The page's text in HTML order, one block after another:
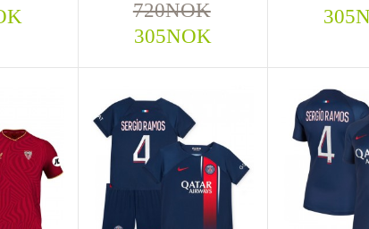
Jordi Alba
2024-25 -
Paris Saint-Germain
Goncalo Ramos 9 Fjerde
23-24 Jordan - Herre
Fotballdrakt
720NOK
Sevilla FC
Tredje 23-24
720NOK
305NOK